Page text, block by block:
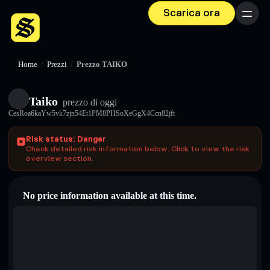
Scarica ora Menu
Home / Prezzi / Prezzo TAIKO
Taiko prezzo di oggi
CesRoa6kaYw5vk7zjn54Et1PM8PHSoXeGgX4Ccn82jft
Risk status: Danger
Check detailed risk information below. Click to view the risk
overview section.
No price information available at this time.